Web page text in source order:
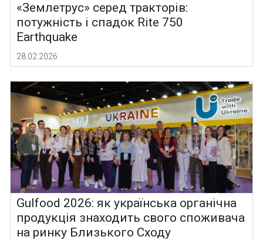
«Землетрус» серед тракторів:
потужність і спадок Rite 750
Earthquake
28.02.2026
Gulfood 2026: як українська органічна
продукція знаходить свого споживача
на ринку Близького Сходу